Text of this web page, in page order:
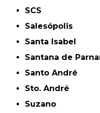
SCS
Salesópolis
Santa Isabel
Santana de
Santo André
Sto. André
Suzano